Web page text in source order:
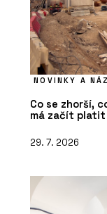
NOVINKY A
Co se zhorší,
má začít
29. 7. 2026